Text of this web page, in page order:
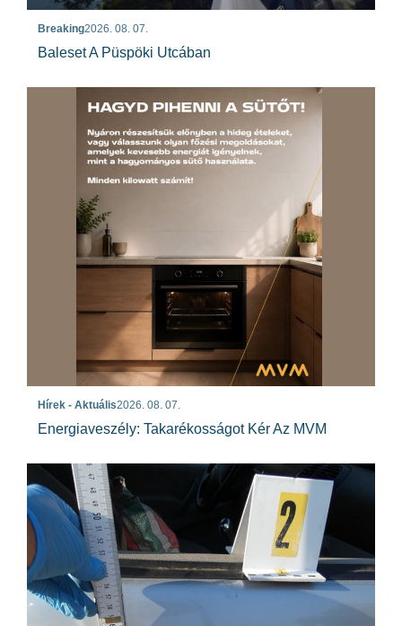
Breaking2026. 08. 07.
Baleset A Püspöki Utcában
Hírek - Aktuális2026. 08. 07.
Energiaveszély: Takarékosságot Kér Az MVM